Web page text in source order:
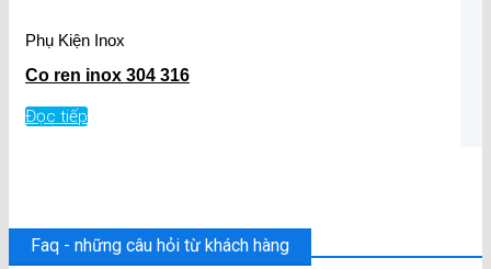
Phụ Kiện Inox
Co ren inox 304 316
Đọc tiếp
Faq - những câu hỏi từ khách hàng